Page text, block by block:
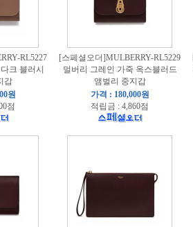
RL5227
크 블러시
갑
원
점
[스페셜오더]MULBERRY-RL5229
멀버리 그레인 가죽 옥스블러드
앰벌리 중지갑
가격 : 180,000원
적립금 : 4,860점